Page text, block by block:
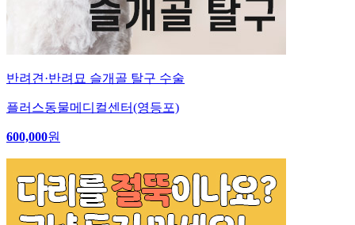
반려견·반려묘 슬개골 탈구 수술
플러스동물메디컬센터(영등포)
600,000원